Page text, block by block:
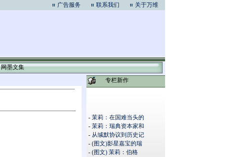
广告服务 联系我们 关于万维
网墨文集
专栏新作
- 茉莉：在国难当头的
- 茉莉：瑞典资本家和
- 从缄默协议到历史记
- (图文)影星嘉宝的瑞
- (图文) 茉莉：伯格